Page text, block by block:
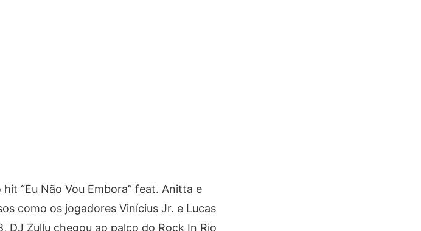
“Eu Não Vou Embora” feat. Anitta e
como os jogadores Vinícius Jr. e Lucas
Zullu chegou ao palco do Rock In Rio